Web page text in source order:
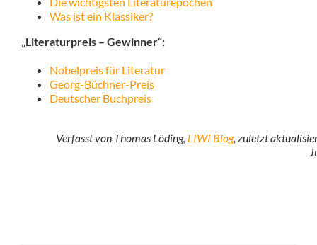
Was ist ein Klassiker?
„Literaturpreis – Gewinner“:
Nobelpreis für Literatur
Georg-Büchner-Preis
Deutscher Buchpreis
Verfasst von Thomas Löding, LIWI Blog, zuletzt